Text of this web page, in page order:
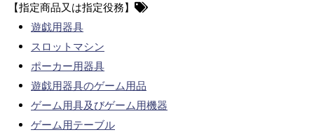
【指定商品又は指定役務】
遊戯用器具
スロットマシン
ポーカー用器具
遊戯用器具のゲーム用品
ゲーム用具及びゲーム用機器
ゲーム用テーブル